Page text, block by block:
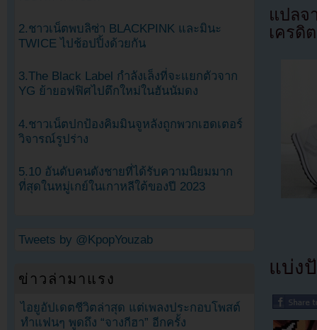
แปล
เครดิ
แบ่ง
2.ชาวเน็ตพบลิซ่า BLACKPINK และมินะ
TWICE ไปช้อปปิ้งด้วยกัน
3.The Black Label กำลังเล็งที่จะแยกตัวจาก
YG ย้ายอฟฟิศไปตึกใหม่ในฮันนัมดง
4.ชาวเน็ตปกป้องคิมมินจูหลังถูกพวกเฮดเตอร์
วิจารณ์รูปร่าง
5.10 อันดับคนดังชายที่ได้รับความนิยมมาก
ที่สุดในหมู่เกย์ในเกาหลีใต้ของปี 2023
Tweets by @KpopYouzab
ข่าวล่ามาแรง
ไอยูอัปเดตชีวิตล่าสุด แต่เพลงประกอบโพสต์
ทำแฟนๆ พูดถึง “จางกีฮา” อีกครั้ง